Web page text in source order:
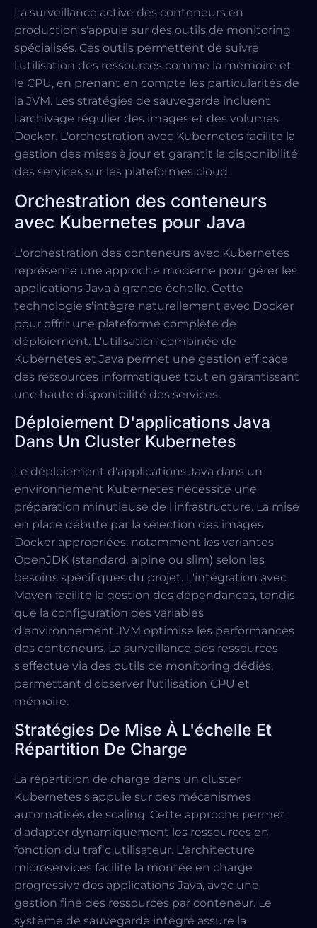
La surveillance active des conteneurs en
production s'appuie sur des outils de monitoring
spécialisés. Ces outils permettent de suivre
l'utilisation des ressources comme la mémoire et
le CPU, en prenant en compte les particularités de
la JVM. Les stratégies de sauvegarde incluent
l'archivage régulier des images et des volumes
Docker. L'orchestration avec Kubernetes facilite la
gestion des mises à jour et garantit la disponibilité
des services sur les plateformes cloud.
Orchestration des conteneurs
avec Kubernetes pour Java
L'orchestration des conteneurs avec Kubernetes
représente une approche moderne pour gérer les
applications Java à grande échelle. Cette
technologie s'intègre naturellement avec Docker
pour offrir une plateforme complète de
déploiement. L'utilisation combinée de
Kubernetes et Java permet une gestion efficace
des ressources informatiques tout en garantissant
une haute disponibilité des services.
Déploiement D'applications Java
Dans Un Cluster Kubernetes
Le déploiement d'applications Java dans un
environnement Kubernetes nécessite une
préparation minutieuse de l'infrastructure. La mise
en place débute par la sélection des images
Docker appropriées, notamment les variantes
OpenJDK (standard, alpine ou slim) selon les
besoins spécifiques du projet. L'intégration avec
Maven facilite la gestion des dépendances, tandis
que la configuration des variables
d'environnement JVM optimise les performances
des conteneurs. La surveillance des ressources
s'effectue via des outils de monitoring dédiés,
permettant d'observer l'utilisation CPU et
mémoire.
Stratégies De Mise À L'échelle Et
Répartition De Charge
La répartition de charge dans un cluster
Kubernetes s'appuie sur des mécanismes
automatisés de scaling. Cette approche permet
d'adapter dynamiquement les ressources en
fonction du trafic utilisateur. L'architecture
microservices facilite la montée en charge
progressive des applications Java, avec une
gestion fine des ressources par conteneur. Le
système de sauvegarde intégré assure la